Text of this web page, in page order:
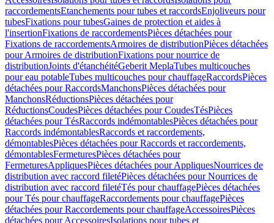
raccordementsEtanchements pour tubes et raccordsEnjoliveurs pour
tubesFixations pour tubesGaines de protection et aides à
l'insertionFixations de raccordementsPièces détachées pour
Fixations de raccordementsArmoires de distributionPièces détachées
pour Armoires de distributionFixations pour nourrice de
distributionJoints d'étanchéitéGeberit MeplaTubes multicouches
pour eau potableTubes multicouches pour chauffageRaccordsPièces
détachées pour RaccordsManchonsPièces détachées pour
ManchonsRéductionsPièces détachées pour
RéductionsCoudesPièces détachées pour CoudesTésPièces
détachées pour TésRaccords indémontablesPièces détachées pour
Raccords indémontablesRaccords et raccordements,
démontablesPièces détachées pour Raccords et raccordements,
démontablesFermeturesPièces détachées pour
FermeturesAppliquesPièces détachées pour AppliquesNourrices de
distribution avec raccord filetéPièces détachées pour Nourrices de
distribution avec raccord filetéTés pour chauffagePièces détachées
pour Tés pour chauffageRaccordements pour chauffagePièces
détachées pour Raccordements pour chauffageAccessoiresPièces
détachées pour AccessoiresIsolations pour tubes et